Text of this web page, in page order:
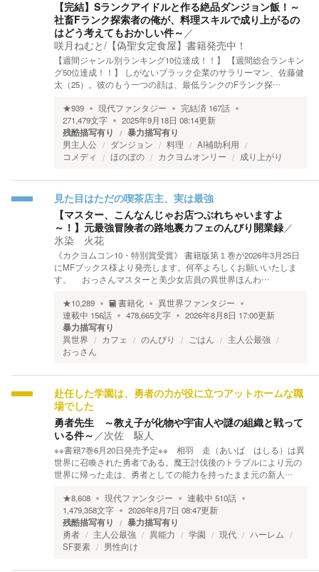
【完結】Sランクアイドルと作る絶品ダンジョン飯！～
社畜Fランク探索者の俺が、料理スキルで成り上がるの
はどう考えてもおかしい件～ ／
咲月ねむと/【偽聖女定食屋】書籍発売中！
【週間ジャンル別ランキング10位達成！！】 【週間総合ランキン
グ50位達成！！】 しがないブラック企業のサラリーマン、佐藤健
太（25）。彼のもう一つの顔は、最低ランクのFランク探…
★939 現代ファンタジー 完結済 167話
271,479文字 2025年9月18日 08:14更新
残酷描写有り 暴力描写有り
男主人公 ダンジョン 料理
AI補助利用
コメディ
ほのぼの カクヨムオンリー 成り上がり
見た目はただの喫茶店主、実は最強
【マスター、こんなんじゃお店つぶれちゃいますよ
～！】元最強冒険者の路地裏カフェのんびり開業録／
氷染 火花
《カクヨムコン10・特別賞受賞》 書籍版第１巻が2026年3月25日
にMFブックス様より発売します。何卒よろしくお願いいたしま
す。 おっさんマスターと美少女店員の異世界ほんわ…
★10,289 書籍化
異世界ファンタジー
連載中 156話 478,665文字 2026年8月8日 17:00更新
暴力描写有り
異世界 カフェ のんびり ごはん
主人公最強
おっさん
赴任した学園は、勇者の力が役に立つアットホームな職
場でした
勇者先生 ～教え子が化物や宇宙人や謎の組織と戦って
いる件～ ／次佐 駆人
※※書籍7巻6月20日発売予定※※ 相羽 走（あいば はしる）は異
世界に召喚された勇者である。魔王討伐後のトラブルにより元の
世界に帰った走は、勇者としての能力を持ったまま元の新人…
★8,608 現代ファンタジー 連載中 510話
1,479,358文字 2026年8月7日 08:47更新
残酷描写有り 暴力描写有り
勇者 主人公最強 異能力 学園 現代
ハーレム
SF要素
男性向け